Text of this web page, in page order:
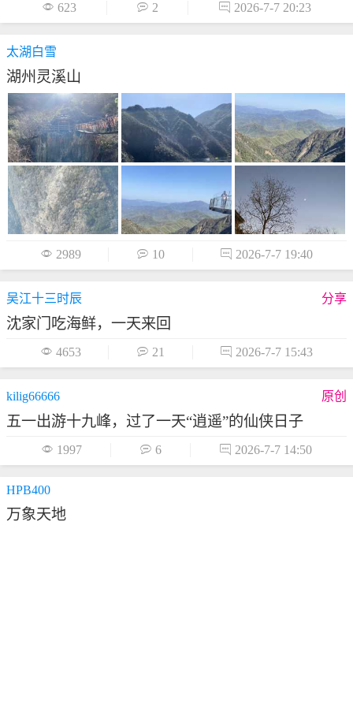
 623  2  2026-7-7 20:23
太湖白雪
湖州灵溪山
 2989  10  2026-7-7 19:40
吴江十三时辰 分享
沈家门吃海鲜，一天来回
 4653  21  2026-7-7 15:43
kilig66666 原创
五一出游十九峰，过了一天“逍遥”的仙侠日子
 1997  6  2026-7-7 14:50
HPB400
万象天地